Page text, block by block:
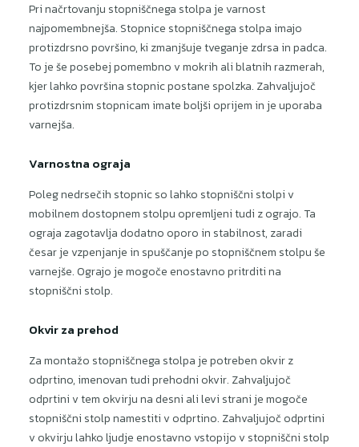
Pri načrtovanju stopniščnega stolpa je varnost
najpomembnejša. Stopnice stopniščnega stolpa imajo
protizdrsno površino, ki zmanjšuje tveganje zdrsa in padca.
To je še posebej pomembno v mokrih ali blatnih razmerah,
kjer lahko površina stopnic postane spolzka. Zahvaljujoč
protizdrsnim stopnicam imate boljši oprijem in je uporaba
varnejša.
Varnostna ograja
Poleg nedrsečih stopnic so lahko stopniščni stolpi v
mobilnem dostopnem stolpu opremljeni tudi z ograjo. Ta
ograja zagotavlja dodatno oporo in stabilnost, zaradi
česar je vzpenjanje in spuščanje po stopniščnem stolpu še
varnejše. Ograjo je mogoče enostavno pritrditi na
stopniščni stolp.
Okvir za prehod
Za montažo stopniščnega stolpa je potreben okvir z
odprtino, imenovan tudi prehodni okvir. Zahvaljujoč
odprtini v tem okvirju na desni ali levi strani je mogoče
stopniščni stolp namestiti v odprtino. Zahvaljujoč odprtini
v okvirju lahko ljudje enostavno vstopijo v stopniščni stolp